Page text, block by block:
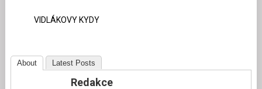
VIDLÁKOVY KYDY
About Latest Posts
Redakce